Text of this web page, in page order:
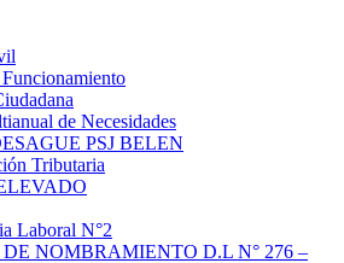
de Necesidades
PSJ BELEN
Tributaria
Laboral N°2
DE NOMBRAMIENTO D.L N° 276 –